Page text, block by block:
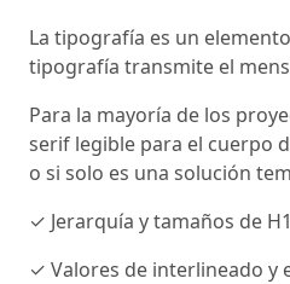
La tipografía es un
tipografía transmite el
Para la mayoría de los
serif legible para el cuerpo
o si solo es una solución
✓ Jerarquía y tamaños de
✓ Valores de interlineado y